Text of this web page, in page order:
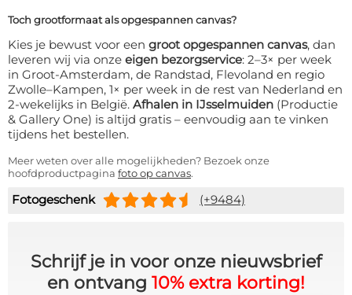
Toch grootformaat als opgespannen canvas?
Kies je bewust voor een groot opgespannen canvas, dan
leveren wij via onze eigen bezorgservice: 2–3× per week
in Groot-Amsterdam, de Randstad, Flevoland en regio
Zwolle–Kampen, 1× per week in de rest van Nederland en
2-wekelijks in België. Afhalen in IJsselmuiden (Productie
& Gallery One) is altijd gratis – eenvoudig aan te vinken
tijdens het bestellen.
Meer weten over alle mogelijkheden? Bezoek onze
hoofdproductpagina foto op canvas.
Fotogeschenk (+9484)
Schrijf je in voor onze nieuwsbrief
en ontvang 10% extra korting!